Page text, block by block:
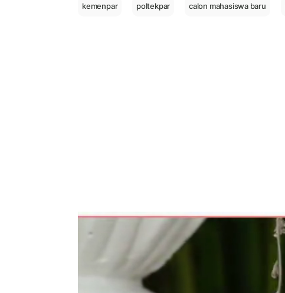
kemenpar poltekpar calon mahasiswa baru